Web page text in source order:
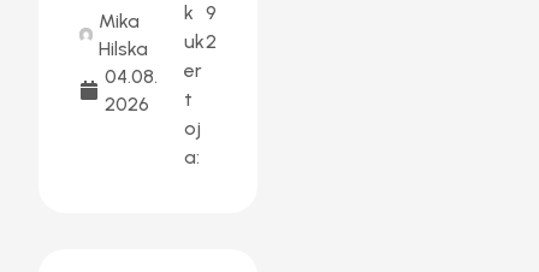
Mika
Hilska
04.08.
2026
k
uk
er
t
oj
a:
9
2